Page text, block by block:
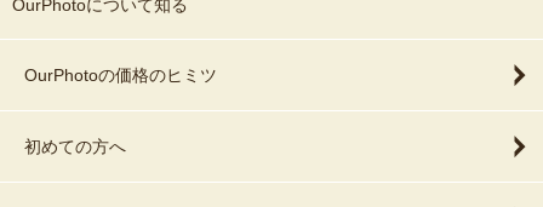
OurPhotoについて知る
OurPhotoの価格のヒミツ
初めての方へ